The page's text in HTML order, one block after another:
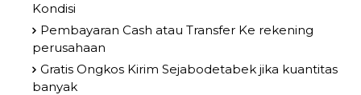
Kondisi
Pembayaran Cash atau Transfer Ke rekening
perusahaan
Gratis Ongkos Kirim Sejabodetabek jika kuantitas
banyak